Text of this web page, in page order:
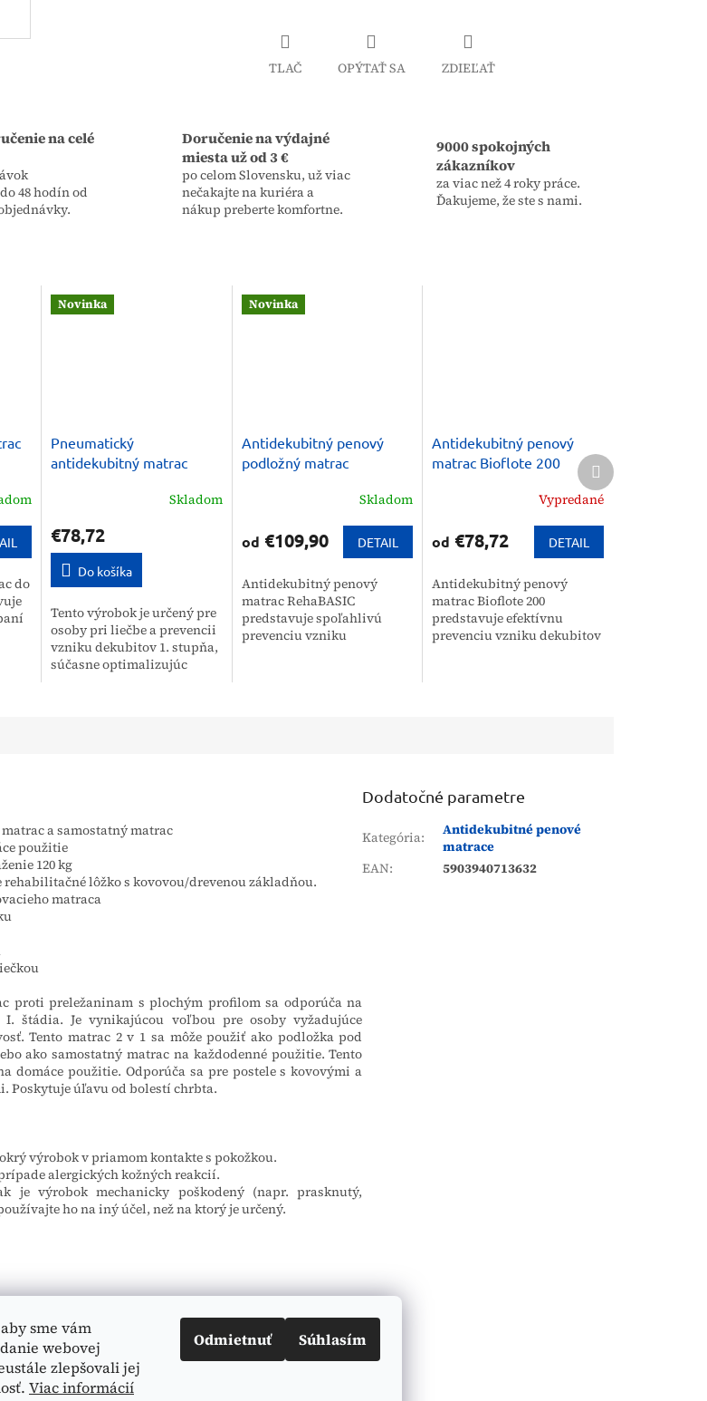
sme vám
webovej
zlepšovali jej
Viac informácií
Odmietnuť Súhlasím
TLAČ OPÝTAŤ SA ZDIEĽAŤ
na celé
48 hodín od
Doručenie na výdajné
miesta už od 3 €
po celom Slovensku, už viac
nečakajte na kuriéra a
nákup preberte komfortne.
9000 spokojných
zákazníkov
za viac než 4 roky práce.
Ďakujeme, že ste s nami.
do
Novinka
Pneumatický
antidekubitný matrac
Skladom
€78,72
Do košíka
Tento výrobok je určený pre
osoby pri liečbe a prevencii
vzniku dekubitov 1. stupňa,
súčasne optimalizujúc
Novinka
Antidekubitný penový
podložný matrac
Skladom
od €109,90 DETAIL
Antidekubitný penový
matrac RehaBASIC
predstavuje spoľahlivú
prevenciu vzniku
Antidekubitný penový
matrac Bioflote 200
Vypredané
od €78,72 DETAIL
Antidekubitný penový
matrac Bioflote 200
predstavuje efektívnu
prevenciu vzniku dekubitov
Ďalší
produkt
matrac a samostatný matrac
použitie
120 kg
rehabilitačné lôžko s kovovou/drevenou základňou.
matraca
proti preležaninam s plochým profilom sa odporúča na
štádia. Je vynikajúcou voľbou pre osoby vyžadujúce
Tento matrac 2 v 1 sa môže použiť ako podložka pod
ako samostatný matrac na každodenné použitie. Tento
domáce použitie. Odporúča sa pre postele s kovovými a
Poskytuje úľavu od bolestí chrbta.
výrobok v priamom kontakte s pokožkou.
alergických kožných reakcií.
je výrobok mechanicky poškodený (napr. prasknutý,
ho na iný účel, než na ktorý je určený.
Dodatočné parametre
Kategória:
Antidekubitné penové
matrace
EAN: 5903940713632